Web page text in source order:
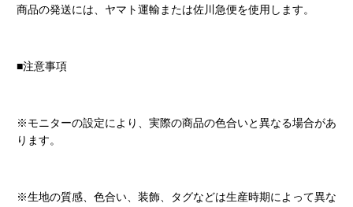
商品の発送には、ヤマト運輸または佐川急便を使用します。
■注意事項
※モニターの設定により、実際の商品の色合いと異なる場合があ
ります。
※生地の質感、色合い、装飾、タグなどは生産時期によって異な